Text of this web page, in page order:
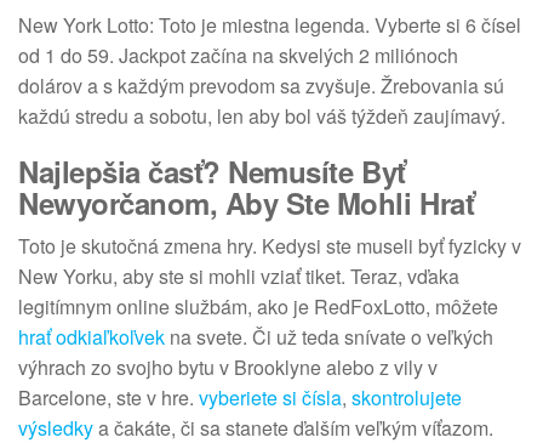
New York Lotto: Toto je miestna legenda. Vyberte si 6 čísel
od 1 do 59. Jackpot začína na skvelých 2 miliónoch
dolárov a s každým prevodom sa zvyšuje. Žrebovania sú
každú stredu a sobotu, len aby bol váš týždeň zaujímavý.
Najlepšia časť? Nemusíte Byť
Newyorčanom, Aby Ste Mohli Hrať
Toto je skutočná zmena hry. Kedysi ste museli byť fyzicky v
New Yorku, aby ste si mohli vziať tiket. Teraz, vďaka
legitímnym online službám, ako je RedFoxLotto, môžete
hrať odkiaľkoľvek na svete. Či už teda snívate o veľkých
výhrach zo svojho bytu v Brooklyne alebo z vily v
Barcelone, ste v hre. vyberiete si čísla, skontrolujete
výsledkya čakáte, či sa stanete ďalším veľkým víťazom.